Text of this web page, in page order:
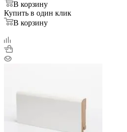
В корзину
Купить в один клик
В корзину